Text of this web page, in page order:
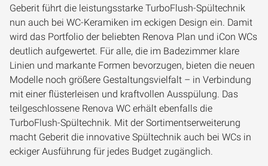
Geberit führt die leistungsstarke TurboFlush-Spültechnik
nun auch bei WC-Keramiken im eckigen Design ein. Damit
wird das Portfolio der beliebten Renova Plan und iCon WCs
deutlich aufgewertet. Für alle, die im Badezimmer klare
Linien und markante Formen bevorzugen, bieten die neuen
Modelle noch größere Gestaltungsvielfalt – in Verbindung
mit einer flüsterleisen und kraftvollen Ausspülung. Das
teilgeschlossene Renova WC erhält ebenfalls die
TurboFlush-Spültechnik. Mit der Sortimentserweiterung
macht Geberit die innovative Spültechnik auch bei WCs in
eckiger Ausführung für jedes Budget zugänglich.